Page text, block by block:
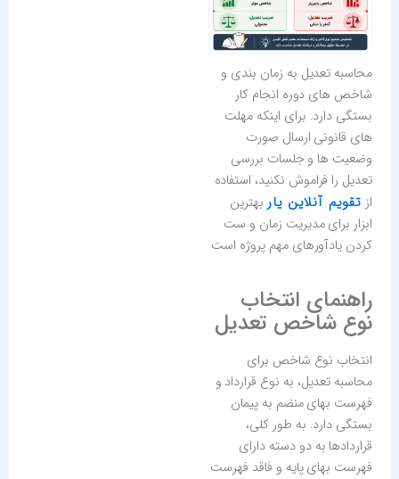
محاسبه تعدیل به زمان بندی و
شاخص های دوره انجام کار
بستگی دارد. برای اینکه مهلت
های قانونی ارسال صورت
وضعیت ها و جلسات بررسی
تعدیل را فراموش نکنید، استفاده
از تقویم آنلاین یاربهترین
ابزار برای مدیریت زمان و ست
کردن یادآورهای مهم پروژه است
راهنمای انتخاب
نوع شاخص تعدیل
انتخاب نوع شاخص برای
محاسبه تعدیل، به نوع قرارداد و
فهرست بهای منضم به پیمان
بستگی دارد. به طور کلی،
قراردادها به دو دسته دارای
فهرست بهای پایه و فاقد فهرست